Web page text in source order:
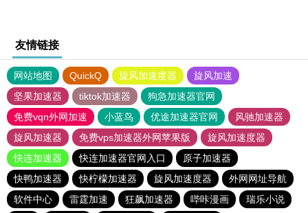
友情链接
网站地图 QuickQ 旋风加速度器
旋风加速
坚果加速器
tiktok加速器
狗急加速器官网
免费vqn外网加速
小蓝鸟 优途加速器官网
风驰加速器
旋风加速器
免费vps加速器外网苹果版
旋风加速度器
快连加速器
快连加速器官网入口
原子加速器
快鸭加速器
快柠檬加速器 旋风加速度器
外网网址导航
软件中心
雷霆加速 狂飙加速器 哔咔漫画
瑞乐小说